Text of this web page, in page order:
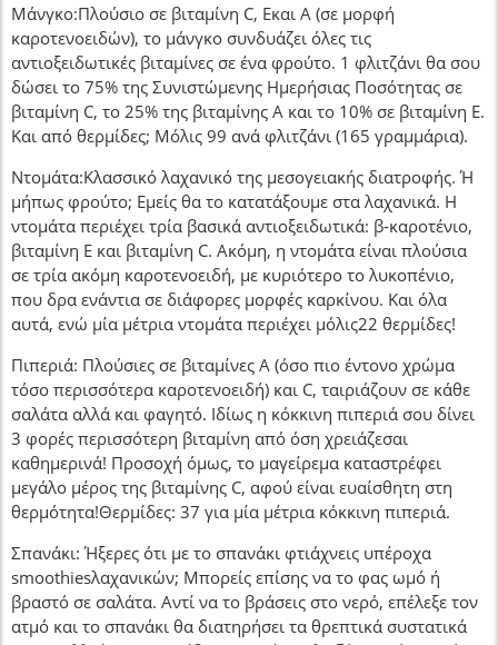
Μάνγκο:Πλούσιο σε βιταμίνη C, Eκαι Α (σε μορφή
καροτενοειδών), το μάνγκο συνδυάζει όλες τις
αντιοξειδωτικές βιταμίνες σε ένα φρούτο. 1 φλιτζάνι θα σου
δώσει το 75% της Συνιστώμενης Ημερήσιας Ποσότητας σε
βιταμίνη C, το 25% της βιταμίνης Α και το 10% σε βιταμίνη Ε.
Και από θερμίδες; Μόλις 99 ανά φλιτζάνι (165 γραμμάρια).
Ντομάτα:Κλασσικό λαχανικό της μεσογειακής διατροφής. Ή
μήπως φρούτο; Εμείς θα το κατατάξουμε στα λαχανικά. Η
ντομάτα περιέχει τρία βασικά αντιοξειδωτικά: β-καροτένιο,
βιταμίνη Ε και βιταμίνη C. Ακόμη, η ντομάτα είναι πλούσια
σε τρία ακόμη καροτενοειδή, με κυριότερο το λυκοπένιο,
που δρα ενάντια σε διάφορες μορφές καρκίνου. Και όλα
αυτά, ενώ μία μέτρια ντομάτα περιέχει μόλις22 θερμίδες!
Πιπεριά: Πλούσιες σε βιταμίνες Α (όσο πιο έντονο χρώμα
τόσο περισσότερα καροτενοειδή) και C, ταιριάζουν σε κάθε
σαλάτα αλλά και φαγητό. Ιδίως η κόκκινη πιπεριά σου δίνει
3 φορές περισσότερη βιταμίνη από όση χρειάζεσαι
καθημερινά! Προσοχή όμως, το μαγείρεμα καταστρέφει
μεγάλο μέρος της βιταμίνης C, αφού είναι ευαίσθητη στη
θερμότητα!Θερμίδες: 37 για μία μέτρια κόκκινη πιπεριά.
Σπανάκι: Ήξερες ότι με το σπανάκι φτιάχνεις υπέροχα
smoothiesλαχανικών; Μπορείς επίσης να το φας ωμό ή
βραστό σε σαλάτα. Αντί να το βράσεις στο νερό, επέλεξε τον
ατμό και το σπανάκι θα διατηρήσει τα θρεπτικά συστατικά